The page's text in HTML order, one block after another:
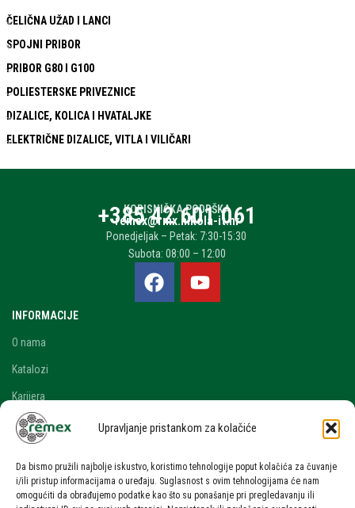
Upravljanje pristankom za kolačiće
Da bismo pružili najbolje iskustvo, koristimo tehnologije poput kolačića za čuvanje
i/ili pristup informacijama o uređaju. Suglasnost s ovim tehnologijama će nam
omogućiti da obrađujemo podatke kao što su ponašanje pri pregledavanju ili
ČELIČNA UŽAD I LANCI
SPOJNI PRIBOR
PRIBOR G80 I G100
POLIESTERSKE PRIVEZNICE
DIZALICE, KOLICA I HVATALJKE
ELEKTRIČNE DIZALICE, VITLA I VILIČARI
KORISNIČKA PODRŠKA
+385 42 601 061
remex@rmx.nikola-it.hr
Ponedjeljak – Petak: 7:30-15:30
Subota: 08:00 – 12:00
INFORMACIJE
O nama
Katalozi
Karijera
Blog i novosti
RAČUN
Moj račun